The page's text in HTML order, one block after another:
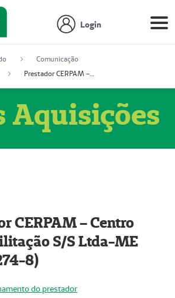
Login
Comunicação
Prestador CERPAM – Centro de Reabilitação S/S Ltda-ME (52004274-8)
Aquisições
CERPAM – Centro
S/S Ltda-ME
8)
do prestador